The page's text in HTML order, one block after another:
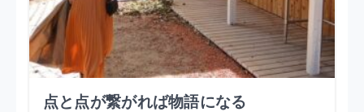
点と点が繋がれば物語になる